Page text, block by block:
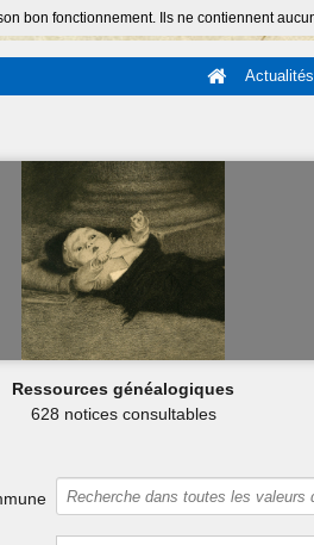
bon fonctionnement. Ils ne contiennent
Actualités
Ressources généalogiques
628 notices consultables